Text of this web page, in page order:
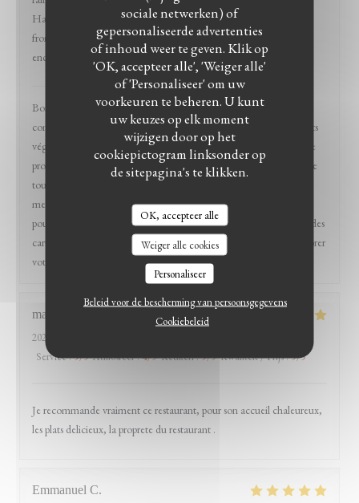
sociale netwerken) of
gepersonaliseerde advertenties
of inhoud weer te geven. Klik op
'OK, accepteer alle', 'Weiger alle'
of 'Personaliseer' om uw
voorkeuren te beheren. U kunt
uw keuzes op elk moment
wijzigen door op het
cookiepictogram linksonder op
de sitepagina's te klikken.
OK, accepteer alle
Weiger alle cookies
Personaliseer
Beleid voor de bescherming van persoonsgegevens
Cookiebeleid
HappyCow). C'était très bon (et on s'est redistribué le beignet au
fromage problématique, pas de soucis) et l'expérience pourrait être
encore plus détente.
heeft op deze beoordeling gereageerd
Bonjour Sophie et merci pour votre venue chez nous et
commentaires. Nous avons effectivement pas mal de produits / plats
végétaliens tout effectivement en discutant avec nos clients et notre
proximités clientèle afin de préparer au mieux votre assiette (comme
tout est fait minute) et au contraire vous ne nous dérangez pas en
mentionnant vos préférences afin de vous servir au mieux (nous ne
pouvons pas non plus avoir trop de déclinaison ou de label et donc des
cartes à rallonge). Merci pour votre retour, nous tenterons d’améliorer
votre expérience une prochaine fois :) Team Mazats
marie
2026-04-05
Service:5/5 Atmosfeer:4/5 Keuken:5/5 Kwaliteit / Prijs:5/5
Je recommande vraiment ce restaurant, pour son accueil chaleureux,
les plats delicieux, la proprete du restaurant .
Emmanuel C